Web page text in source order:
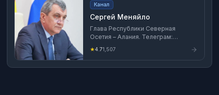
Канал
Сергей Меняйло
Глава Республики Северная
Осетия – Алания. Телеграм:
https://vk.com/sergey.meniaylo ОК:
https://ok.ru/profile/584290772378
★4.71,507